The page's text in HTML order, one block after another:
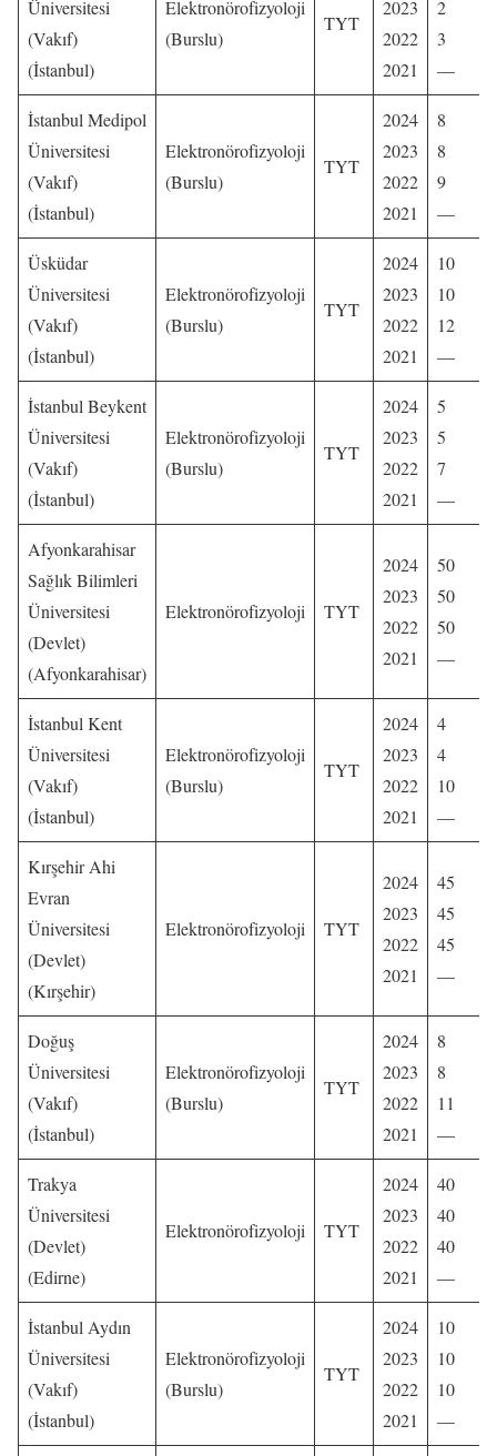
Üniversitesi
(Vakıf)
(İstanbul)
Elektronörofizyoloji
(Burslu)
TYT
2023
2022
2021
2
3
—
İstanbul Medipol
Üniversitesi
(Vakıf)
(İstanbul)
Elektronörofizyoloji
(Burslu)
TYT
2024
2023
2022
2021
8
8
9
—
Üsküdar
Üniversitesi
(Vakıf)
(İstanbul)
Elektronörofizyoloji
(Burslu)
TYT
2024
2023
2022
2021
10
10
12
—
İstanbul Beykent
Üniversitesi
(Vakıf)
(İstanbul)
Elektronörofizyoloji
(Burslu)
TYT
2024
2023
2022
2021
5
5
7
—
Afyonkarahisar
Sağlık Bilimleri
Üniversitesi
(Devlet)
(Afyonkarahisar)
Elektronörofizyoloji TYT
2024
2023
2022
2021
50
50
50
—
İstanbul Kent
Üniversitesi
(Vakıf)
(İstanbul)
Elektronörofizyoloji
(Burslu)
TYT
2024
2023
2022
2021
4
4
10
—
Kırşehir Ahi
Evran
Üniversitesi
(Devlet)
(Kırşehir)
Elektronörofizyoloji TYT
2024
2023
2022
2021
45
45
45
—
Doğuş
Üniversitesi
(Vakıf)
(İstanbul)
Elektronörofizyoloji
(Burslu)
TYT
2024
2023
2022
2021
8
8
11
—
Trakya
Üniversitesi
(Devlet)
(Edirne)
Elektronörofizyoloji TYT
2024
2023
2022
2021
40
40
40
—
İstanbul Aydın
Üniversitesi
(Vakıf)
(İstanbul)
Elektronörofizyoloji
(Burslu)
TYT
2024
2023
2022
2021
10
10
10
—